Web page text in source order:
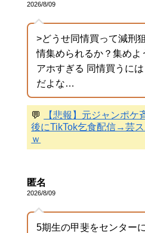
2026/8/09
>どうせ同情買って減刑
情集められるか？集めよ
アホすぎる 同情買うに
だよな…
💬
【悲報】元ジャンポ
後にTikTok乞食配信→芸
ｗ
匿名
2026/8/09
5期生の甲斐をセンター